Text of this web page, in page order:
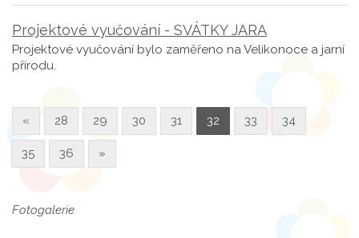
Projektové vyučování - SVÁTKY JARA
Projektové vyučování bylo zaměřeno na Velikonoce a jarní
přírodu.
« 28 29 30 31 32 33 34
35 36 »
Fotogalerie